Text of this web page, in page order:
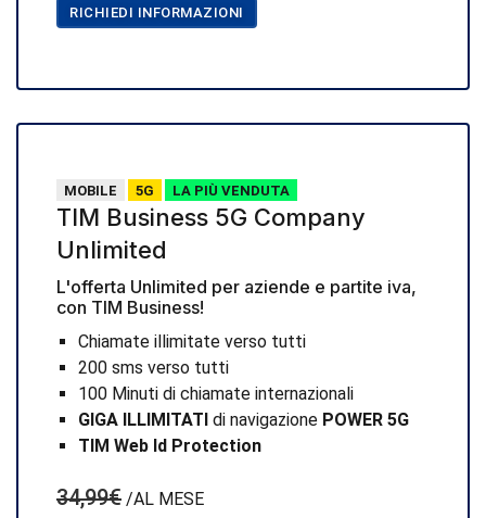
RICHIEDI INFORMAZIONI
MOBILE 5G LA PIÙ VENDUTA
TIM Business 5G Company
Unlimited
L'offerta Unlimited per aziende e partite iva,
con TIM Business!
Chiamate illimitate verso tutti
200 sms verso tutti
100 Minuti di chiamate internazionali
GIGA ILLIMITATI di navigazione POWER 5G
TIM Web Id Protection
34,99€ /AL MESE